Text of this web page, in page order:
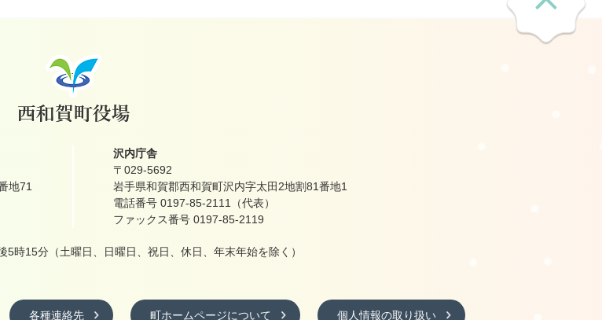
地71
沢内庁舎
〒029-5692
岩手県和賀郡西和賀町沢内字太田2地割81番地1
電話番号 0197-85-2111（代表）
ファックス番号 0197-85-2119
5時15分 （土曜日、日曜日、祝日、休日、年末年始を除く）
各種連絡先 町ホームページについて 個人情報の取り扱い